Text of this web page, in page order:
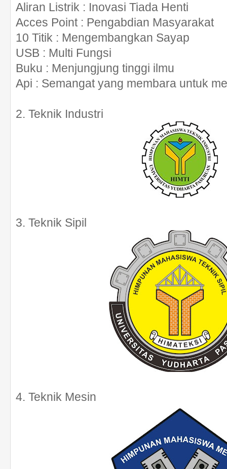
Aliran Listrik : Inovasi Tiada Henti
Acces Point: Pengabdian Masyarakat
10 Titik : Mengembangkan Sayap
USB : Multi Fungsi
Buku : Menjungjung tinggi ilmu
Api : Semangat yang membara untuk
2. Teknik Industri
3. Teknik Sipil
4. Teknik Mesin